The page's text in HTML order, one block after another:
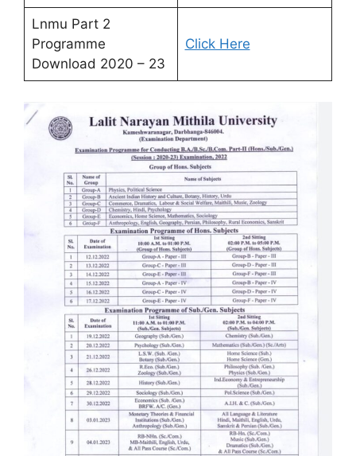
Lnmu Part 2
Programme
Download 2020 – 23
Click Here